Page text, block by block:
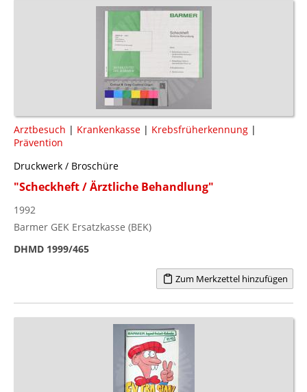
Arztbesuch | Krankenkasse | Krebsfrüherkennung |
Prävention
Druckwerk / Broschüre
"Scheckheft / Ärztliche Behandlung"
1992
Barmer GEK Ersatzkasse (BEK)
DHMD 1999/465
Zum Merkzettel hinzufügen